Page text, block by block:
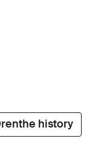
history